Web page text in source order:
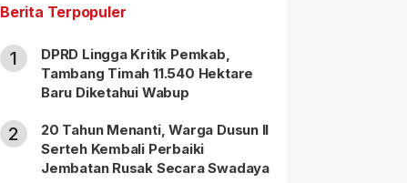
Berita Terpopuler
1
DPRD Lingga Kritik Pemkab,
Tambang Timah 11.540 Hektare
Baru Diketahui Wabup
2
20 Tahun Menanti, Warga Dusun II
Serteh Kembali Perbaiki
Jembatan Rusak Secara Swadaya